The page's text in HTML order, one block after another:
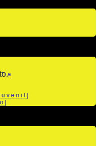
f i a
v e n i l |
|